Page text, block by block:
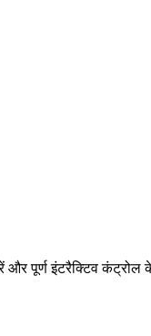
और पूर्ण इंटरैक्टिव